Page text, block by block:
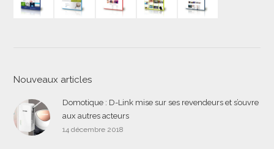
Nouveaux articles
Domotique : D-Link mise sur ses revendeurs et s’ouvre
aux autres acteurs
14 décembre 2018